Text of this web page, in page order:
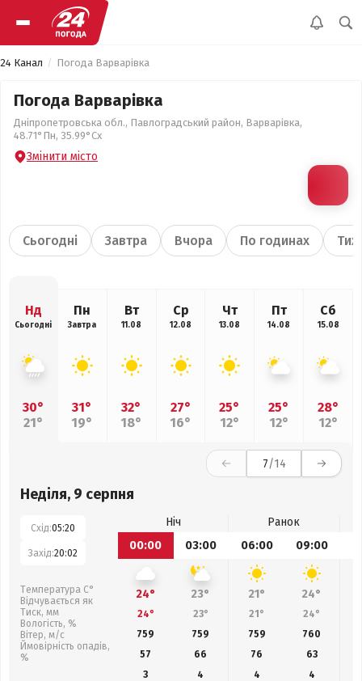
24 Канал Погода Варварівка
Погода Варварівка
Дніпропетровська обл., Павлоградський район, Варварівка,
48.71°Пн, 35.99°Сх
Змінити місто
Сьогодні Завтра Вчора По годинах
Нд
Сьогодні
30°
21°
Пн
Завтра
31°
19°
Вт
11.08
32°
18°
Ср
12.08
27°
16°
Чт
13.08
25°
12°
Пт
14.08
25°
12°
Сб
15.08
28°
12°
7/14
Неділя, 9 серпня
Схід:05:20
Захід:20:02
Температура С°
Відчувається як
Тиск, мм
Вологість, %
Вітер, м/с
Ймовірність опадів,
%
Ніч
Ранок
00:00
03:00 06:00 09:00
24° 23° 21° 24°
24° 23° 21° 24°
759
759 759 760
57
66 76 63
3
4 4
4